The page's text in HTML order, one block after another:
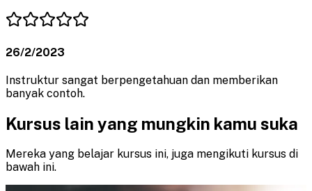
26/2/2023
Instruktur sangat berpengetahuan dan memberikan
banyak contoh.
Kursus lain yang mungkin kamu suka
Mereka yang belajar kursus ini, juga mengikuti kursus di
bawah ini.